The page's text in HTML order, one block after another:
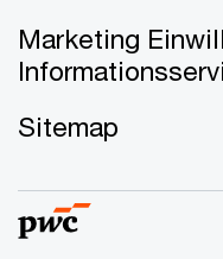
Marketing
Sitemap